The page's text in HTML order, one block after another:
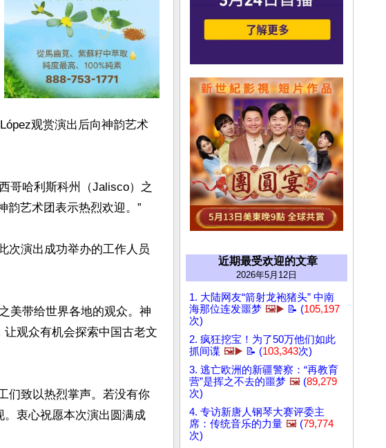
观赏演出后向神韵艺术
哥哈利斯科州（Jalisco）之
韵艺术团表示热烈欢迎。”
次演出成功举办的工作人员
美带给世界各地的观众。神
观众有机会探索中国古老文
们致以热烈掌声。若没有你
衷心祝愿本次演出圆满成
近期最受欢迎的文章
2026年5月12日
1. 大陆网友“箭射龙袍猪头” 中南
海那位连发噩梦 🖼️▶️ 📝 (105,197
次)
2. 疯狂挖宝！为了50万他们如此
抓间谍 🖼️▶️ 📝 (103,343次)
3. 逃亡欧洲的新疆警察：“再教育
营”是挥之不去的噩梦 🖼️ (89,279
次)
4. 专访新唐人钢琴大赛评委主
席：传统音乐的力量 🖼️ (79,774
次)